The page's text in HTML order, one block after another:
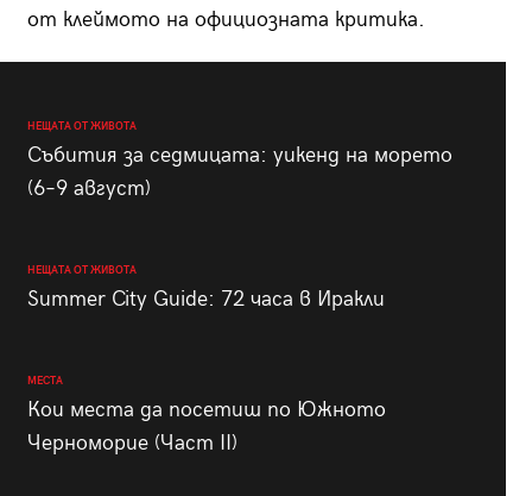
от клеймото на официозната критика.
НЕЩАТА ОТ ЖИВОТА
Събития за седмицата: уикенд на морето
(6–9 август)
НЕЩАТА ОТ ЖИВОТА
Summer City Guide: 72 часа в Иракли
МЕСТА
Кои места да посетиш по Южното
Черноморие (Част II)